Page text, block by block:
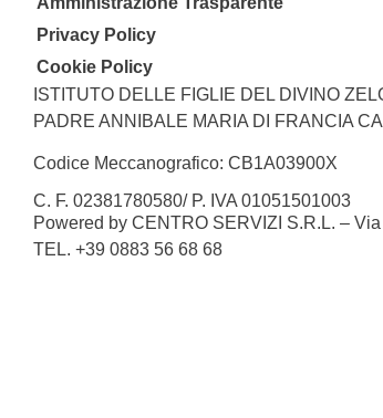
Privacy Policy
Cookie Policy
ISTITUTO DELLE FIGLIE DEL DIVINO
PADRE ANNIBALE MARIA DI FRANCIA
Codice Meccanografico: CB1A03900X
C. F. 02381780580/ P. IVA 01051501003
Powered by CENTRO SERVIZI S.R.L. –
TEL. +39 0883 56 68 68